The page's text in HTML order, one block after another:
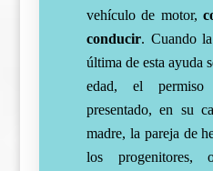
vehículo de motor,
conducir. Cuando
última de esta ayuda
edad, el
presentado, en su
madre, la pareja de
los